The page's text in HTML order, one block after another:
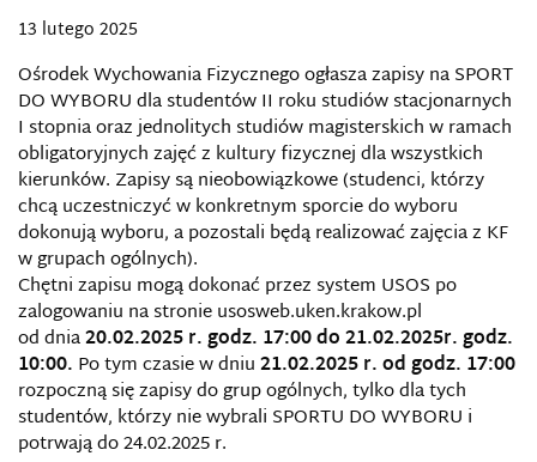
13 lutego 2025
Ośrodek Wychowania Fizycznego ogłasza zapisy na SPORT
DO WYBORU dla studentów II roku studiów stacjonarnych
I stopnia oraz jednolitych studiów magisterskich w ramach
obligatoryjnych zajęć z kultury fizycznej dla wszystkich
kierunków. Zapisy są nieobowiązkowe (studenci, którzy
chcą uczestniczyć w konkretnym sporcie do wyboru
dokonują wyboru, a pozostali będą realizować zajęcia z KF
w grupach ogólnych).
Chętni zapisu mogą dokonać przez system USOS po
zalogowaniu na stronie usosweb.uken.krakow.pl
od dnia20.02.2025 r. godz. 17:00 do 21.02.2025r. godz.
10:00. Po tym czasie w dniu21.02.2025 r. od godz. 17:00
rozpoczną się zapisy do grup ogólnych, tylko dla tych
studentów, którzy nie wybrali SPORTU DO WYBORU i
potrwają do 24.02.2025 r.